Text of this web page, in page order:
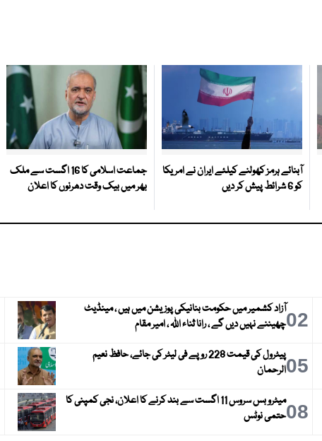
آبنائے ہرمز کھولنے کیلئے ایران نے امریکا
کو 6 شرائط پیش کر دیں
جماعت اسلامی کا 16 اگست سے ملک
بھر میں بیک وقت دھرنوں کا اعلان
02آزاد کشمیر میں حکومت بنانیکی پوزیشن میں ہیں ، مینڈیٹ
چھیننے نہیں دیں گے ، رانا ثناء اللہ ، امیر مقام
05
پیٹرول کی قیمت 228 روپے فی لیٹر کی جائے، حافظ نعیم
الرحمان
08
میٹرو بس سروس 11 اگست سے بند کرنے کا اعلان، نجی کمپنی کا
حتمی نوٹس